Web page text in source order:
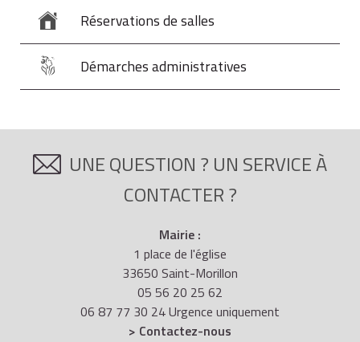
Réservations de salles
Démarches administratives
UNE QUESTION ? UN SERVICE À
CONTACTER ?
Mairie :
1 place de l'église
33650 Saint-Morillon
05 56 20 25 62
06 87 77 30 24 Urgence uniquement
> Contactez-nous